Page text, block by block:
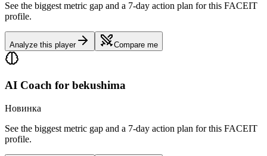
See the biggest metric gap and a 7-day action plan for this FACEIT
profile.
Analyze this player Compare me
AI Coach for bekushima
Новинка
See the biggest metric gap and a 7-day action plan for this FACEIT
profile.